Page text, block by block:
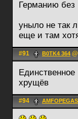
Германию без
уныло не так
еще и там
#91 B0TK4 364
хрущёв
#94 AMFOPEGAS